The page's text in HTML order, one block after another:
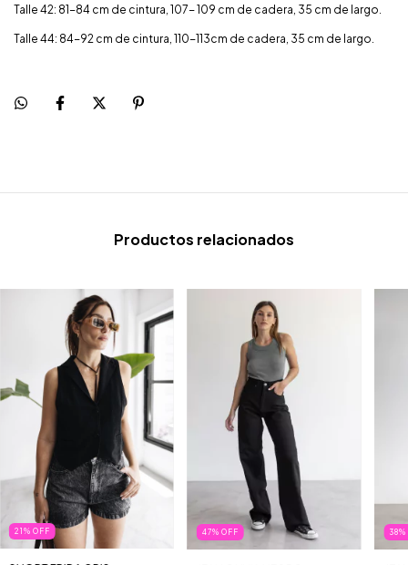
Talle 42: 81-84 cm de cintura, 107- 109 cm de cadera, 35 cm de largo.
Talle 44: 84-92 cm de cintura, 110-113cm de cadera, 35 cm de largo.
Productos relacionados
21 % OFF 47% OFF 38%